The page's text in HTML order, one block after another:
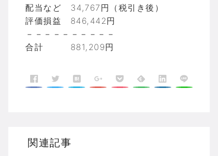
配当など 34,767円（税引き後）
評価損益 846,442円
－－－－－－－－－－
合計 881,209円
関連記事